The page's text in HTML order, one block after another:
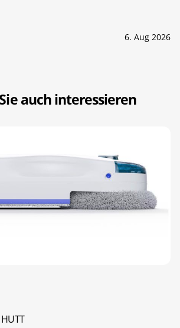
6. Aug 2026
auch interessieren